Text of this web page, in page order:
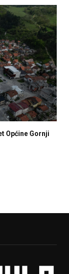
Općine Gornji